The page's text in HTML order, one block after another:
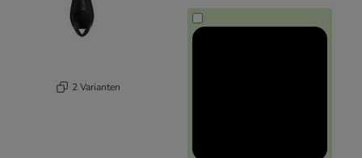
2 Varianten